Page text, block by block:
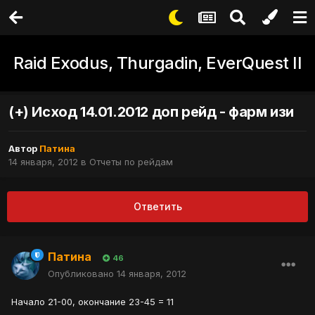
Raid Exodus, Thurgadin, EverQuest II
(+) Исход 14.01.2012 доп рейд - фарм изи
Автор Патина
14 января, 2012 в Отчеты по рейдам
Ответить
Патина 46
Опубликовано 14 января, 2012
Начало 21-00, окончание 23-45 = 11